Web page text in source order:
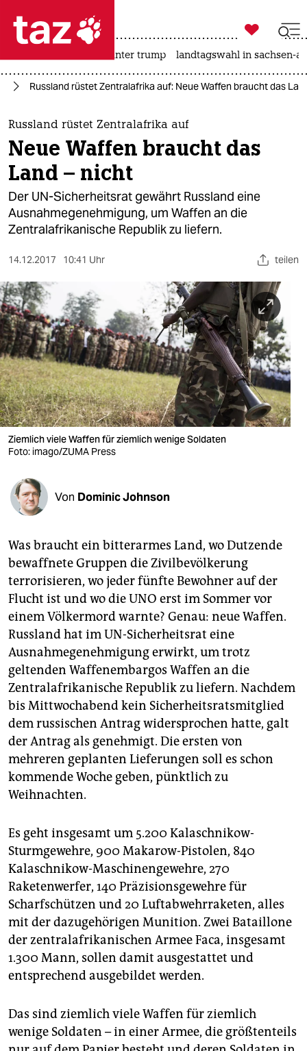
 taz zahl ich
taz zahl ich
themen
politik
öko
gesellschaft
sport
berlin
nord
wahrheit
verlag
verlag
veranstaltungen
shop
fragen & hilfe
unterstützen
abo
genossenschaft
epaper login

taz zahl ich
usa unter trump landtagswahl in sachsen-
Russland rüstet Zentralafrika auf: Neue Waffen braucht das
Russland rüstet Zentralafrika auf
Neue Waffen braucht das
Land – nicht
Der UN-Sicherheitsrat gewährt Russland eine
Ausnahmegenehmigung, um Waffen an die
Zentralafrikanische Republik zu liefern.
14.12.2017 10:41 Uhr teilen
Ziemlich viele Waffen für ziemlich wenige Soldaten
Foto: imago/ZUMA Press
Von Dominic Johnson
Was braucht ein bitterarmes Land, wo Dutzende
bewaffnete Gruppen die Zivilbevölkerung
terrorisieren, wo jeder fünfte Bewohner auf der
Flucht ist und wo die UNO erst im Sommer vor
einem Völkermord warnte? Genau: neue Waffen.
Russland hat im UN-Sicherheitsrat eine
Ausnahmegenehmigung erwirkt, um trotz
geltenden Waffenembargos Waffen an die
Zentralafrikanische Republik zu liefern. Nachdem
bis Mittwochabend kein Sicherheitsratsmitglied
dem russischen Antrag widersprochen hatte, galt
der Antrag als genehmigt. Die ersten von
mehreren geplanten Lieferungen soll es schon
kommende Woche geben, pünktlich zu
Weihnachten.
Es geht insgesamt um 5.200 Kalaschnikow-
Sturmgewehre, 900 Makarow-Pistolen, 840
Kalaschnikow-Maschinengewehre, 270
Raketenwerfer, 140 Präzisionsgewehre für
Scharfschützen und 20 Luftabwehrraketen, alles
mit der dazugehörigen Munition. Zwei Bataillone
der zentralafrikanischen Armee Faca, insgesamt
1.300 Mann, sollen damit ausgestattet und
entsprechend ausgebildet werden.
Das sind ziemlich viele Waffen für ziemlich
wenige Soldaten – in einer Armee, die größtenteils